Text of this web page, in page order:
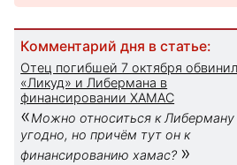
Комментарий дня в статье:
Отец погибшей 7 октября обвинил
«Ликуд» и Либермана в
финансировании ХАМАС
«Можно относиться к Либерману
угодно, но причём тут он к
финансированию хамас? »